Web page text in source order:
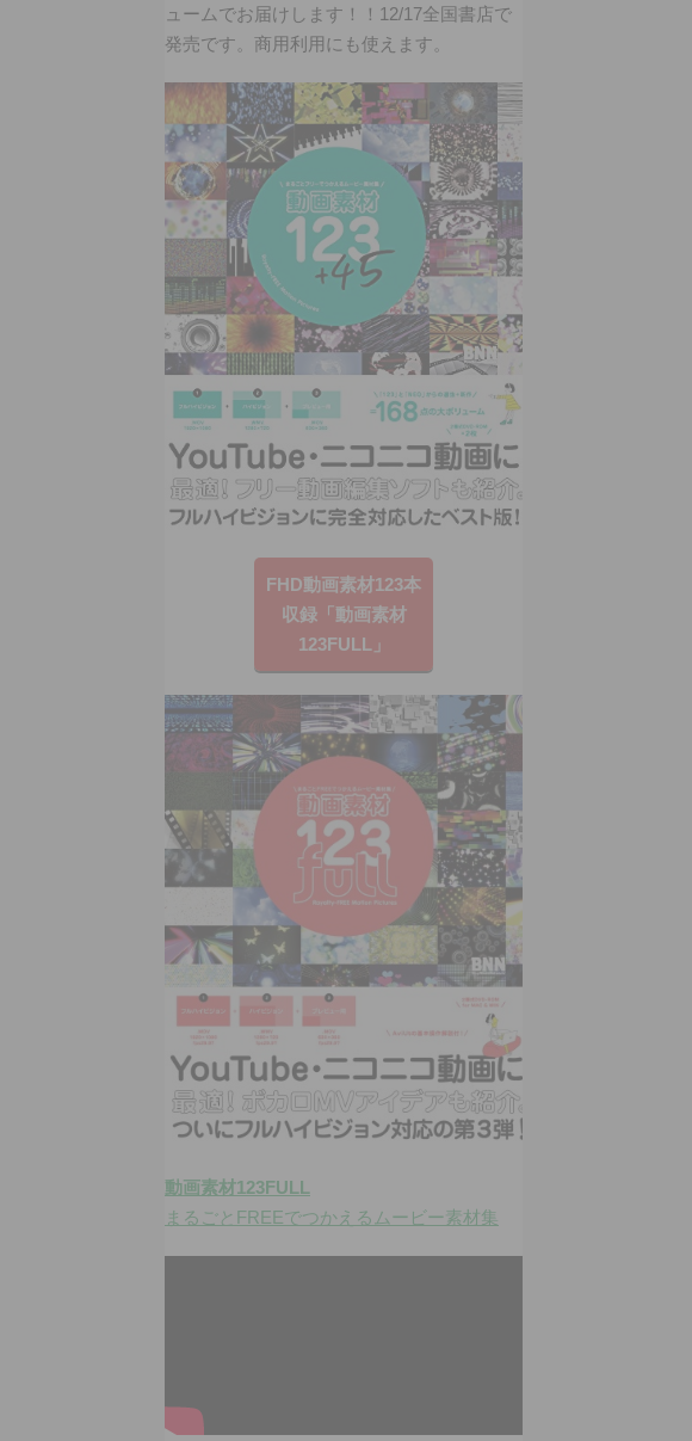
ュームでお届けします！！12/17全国書店で
発売です。商用利用にも使えます。
FHD動画素材123本
収録「動画素材
123FULL」
動画素材123FULL
まるごとFREEでつかえるムービー素材集